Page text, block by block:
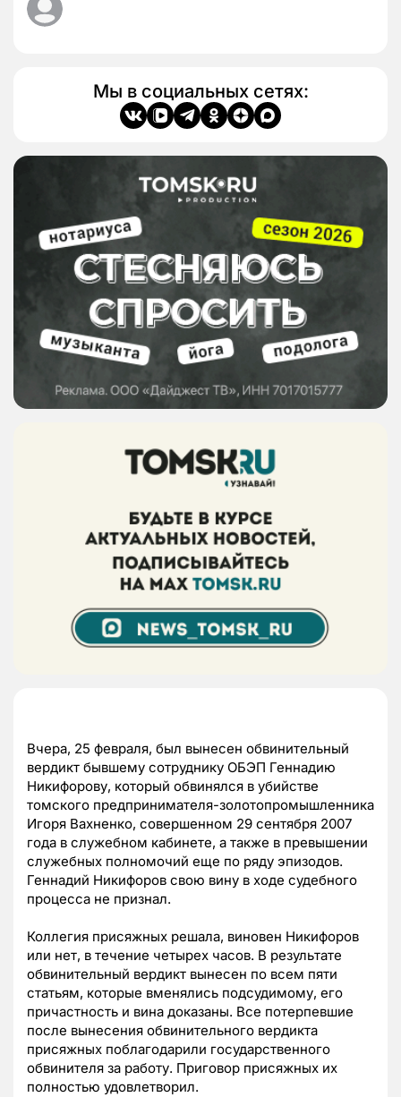
Мы в социальных сетях:
Вчера, 25 февраля, был вынесен обвинительный
вердикт бывшему сотруднику ОБЭП Геннадию
Никифорову, который обвинялся в убийстве
томского предпринимателя-золотопромышленника
Игоря Вахненко, совершенном 29 сентября 2007
года в служебном кабинете, а также в превышении
служебных полномочий еще по ряду эпизодов.
Геннадий Никифоров свою вину в ходе судебного
процесса не признал.
Коллегия присяжных решала, виновен Никифоров
или нет, в течение четырех часов. В результате
обвинительный вердикт вынесен по всем пяти
статьям, которые вменялись подсудимому, его
причастность и вина доказаны. Все потерпевшие
после вынесения обвинительного вердикта
присяжных поблагодарили государственного
обвинителя за работу. Приговор присяжных их
полностью удовлетворил.